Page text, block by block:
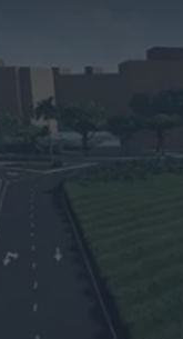
de Cajamarca
veintena de países de
averías y costes
Motoman GP215L
para acelerar el
urgencias ni